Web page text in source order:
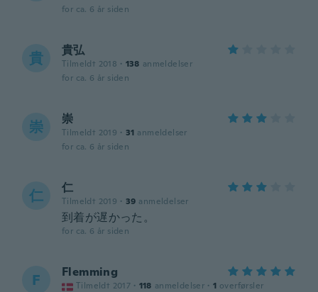
for ca. 6 år siden
貴 貴弘
Tilmeldt 2018 · 138 anmeldelser
for ca. 6 år siden
崇 崇
Tilmeldt 2019 · 31 anmeldelser
for ca. 6 år siden
仁 仁
Tilmeldt 2019 · 39 anmeldelser
到着が遅かった。
for ca. 6 år siden
F Flemming
Tilmeldt 2017 · 118 anmeldelser · 1 overførsler